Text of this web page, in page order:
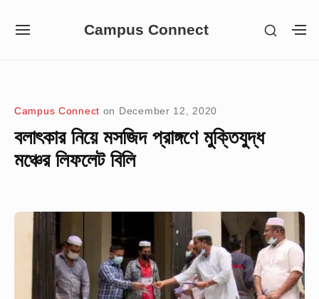
Campus Connect
SITE
SHOW
Campus Connect on December 12, 2020
বলাৎকার নিয়ে মসজিদ প্রাঙ্গণে মুক্তিযুদ্ধ
মঞ্চের লিফলেট বিলি